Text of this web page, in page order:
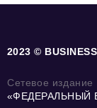
2023 ©
Сетевое издание
«ФЕДЕРАЛЬНЫЙ